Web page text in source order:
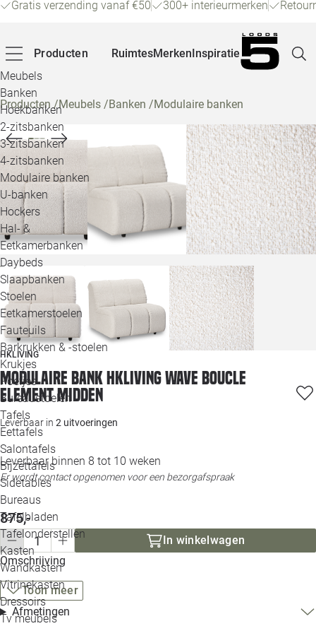
Gratis verzending vanaf €50 300+ interieurmerken
Producten
Meubels
Banken
Hoekbanken
2-zitsbanken
3-zitsbanken
4-zitsbanken
Modulaire banken
U-banken
Hockers
Hal- &
Eetkamerbanken
Daybeds
Slaapbanken
Stoelen
Eetkamerstoelen
Fauteuils
Barkrukken & -stoelen
Krukjes
Poefjes
Bureaustoelen
Tafels
Eettafels
Salontafels
Bijzettafels
Sidetables
Bureaus
Tafelbladen
Tafelonderstellen
Kasten
Wandkasten
Vitrinekasten
Dressoirs
Tv meubels
RuimtesMerkenInspiratie
Alle
Producten/Meubels /Banken /Modulaire banken
HKLIVING
Modulaire bank HKliving Wave Boucle
element midden
Leverbaar in 2 uitvoeringen
Leverbaar binnen 8 tot 10 weken
Er wordt contact opgenomen voor een bezorgafspraak
875,-
In winkelwagen
Omschrijving
Toon meer
Afmetingen